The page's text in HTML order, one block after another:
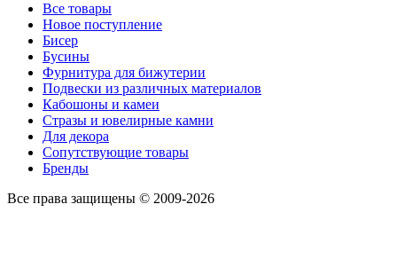
Все товары
Новое поступление
Бисер
Бусины
Фурнитура для бижутерии
Подвески из различных материалов
Кабошоны и камеи
Стразы и ювелирные камни
Для декора
Сопутствующие товары
Бренды
Все права защищены © 2009-2026